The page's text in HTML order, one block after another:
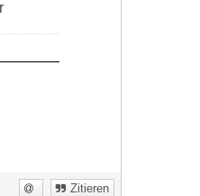
Zitieren